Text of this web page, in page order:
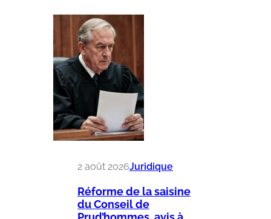
2 août 2026Juridique
Réforme de la saisine
du Conseil de